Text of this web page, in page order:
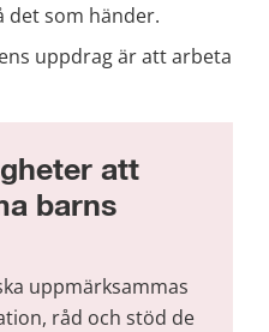
det som händer.
uppdrag är att arbeta
att
barns
uppmärksammas
råd och stöd de